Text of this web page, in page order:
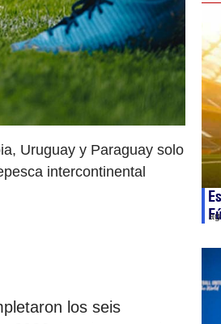
Uruguay y Paraguay solo
intercontinental
los seis